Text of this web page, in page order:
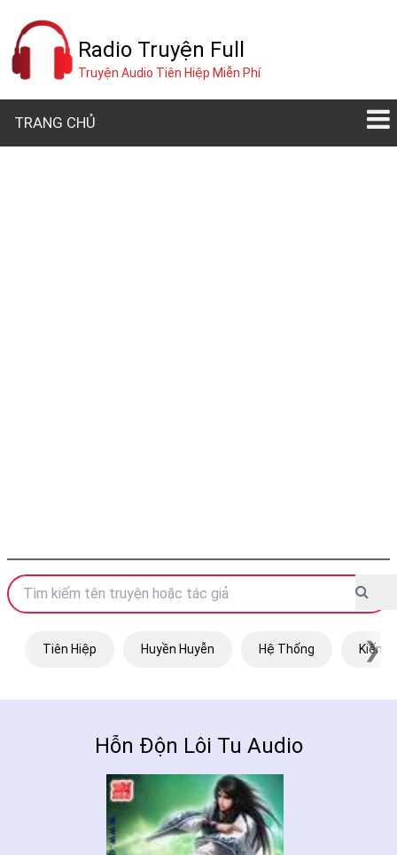
Radio Truyện Full
Truyện Audio Tiên Hiệp Miễn Phí
TRANG CHỦ
Tiên Hiệp Huyền Huyễn Hệ Thống Kiếm
❯
Hỗn Độn Lôi Tu Audio